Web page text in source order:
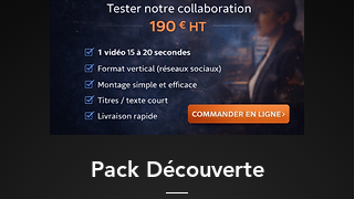
Pack Découverte